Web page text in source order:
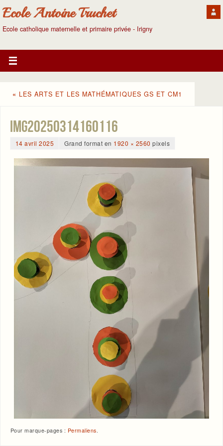
Ecole Antoine Truchet
Ecole catholique maternelle et primaire privée - Irigny
« LES ARTS ET LES MATHÉMATIQUES GS ET CM1
IMG20250314160116
14 avril 2025 Grand format en 1920 × 2560 pixels
Pour marque-pages : Permaliens.